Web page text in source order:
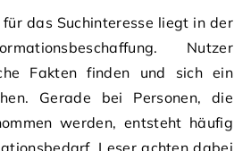
das Suchinteresse liegt in der
Nutzer
Fakten finden und sich ein
Gerade bei Personen, die
werden, entsteht häufig